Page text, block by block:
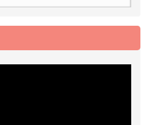
學年度一、三、五年級常
位用路人留意